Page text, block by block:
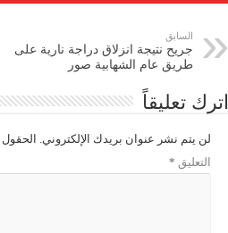
السابق
جريح نتيجة انزلاق دراجة نارية على
طريق عام الشهابية صور
اترك تعليقاً
لن يتم نشر عنوان بريدك الإلكتروني. الحقول
التعليق *